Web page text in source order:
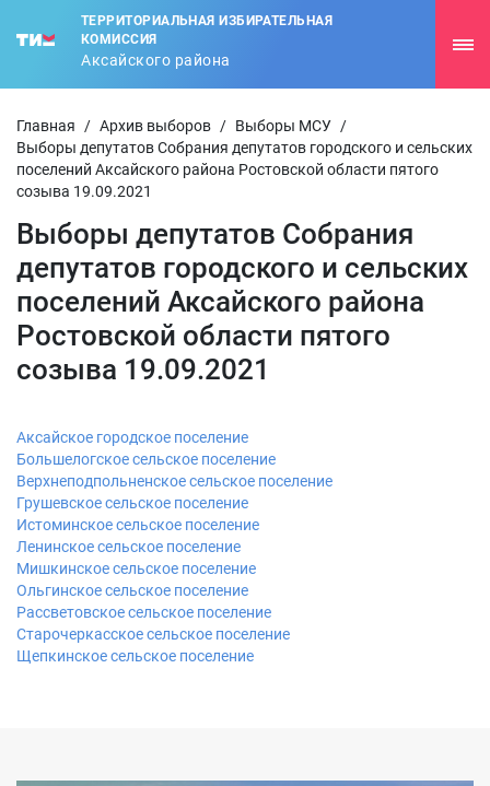
ТЕРРИТОРИАЛЬНАЯ ИЗБИРАТЕЛЬНАЯ
КОМИССИЯ
Аксайского района
Главная / Архив выборов / Выборы МСУ /
Выборы депутатов Собрания депутатов городского и сельских
поселений Аксайского района Ростовской области пятого
созыва 19.09.2021
Выборы депутатов Собрания
депутатов городского и сельских
поселений Аксайского района
Ростовской области пятого
созыва 19.09.2021
Аксайское городское поселение
Большелогское сельское поселение
Верхнеподпольненское сельское поселение
Грушевское сельское поселение
Истоминское сельское поселение
Ленинское сельское поселение
Мишкинское сельское поселение
Ольгинское сельское поселение
Рассветовское сельское поселение
Старочеркасское сельское поселение
Щепкинское сельское поселение